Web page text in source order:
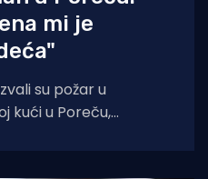
mi je
su požar u
kući u Poreču,